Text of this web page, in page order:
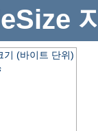
기 (바이트 단위)